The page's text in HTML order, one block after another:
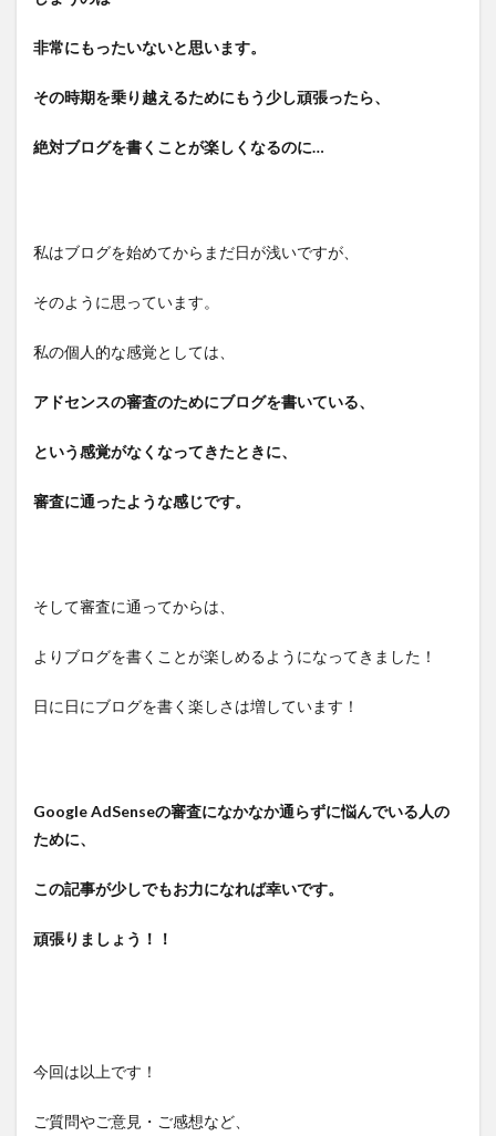
非常にもったいないと思います。
その時期を乗り越えるためにもう少し頑張ったら、
絶対ブログを書くことが楽しくなるのに…
私はブログを始めてからまだ日が浅いですが、
そのように思っています。
私の個人的な感覚としては、
アドセンスの審査のためにブログを書いている、
という感覚がなくなってきたときに、
審査に通ったような感じです。
そして審査に通ってからは、
よりブログを書くことが楽しめるようになってきました！
日に日にブログを書く楽しさは増しています！
Google AdSenseの審査になかなか通らずに悩んでいる人の
ために、
この記事が少しでもお力になれば幸いです。
頑張りましょう！！
今回は以上です！
ご質問やご意見・ご感想など、